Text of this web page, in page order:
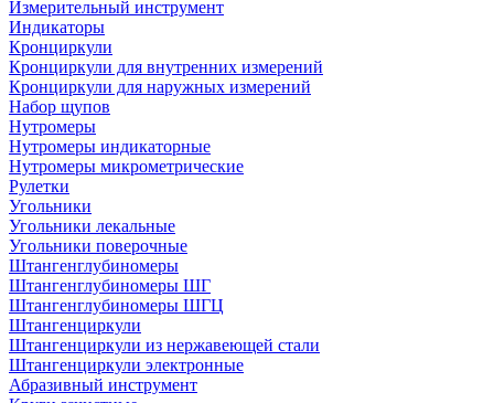
Измерительный инструмент
Индикаторы
Кронциркули
Кронциркули для внутренних измерений
Кронциркули для наружных измерений
Набор щупов
Нутромеры
Нутромеры индикаторные
Нутромеры микрометрические
Рулетки
Угольники
Угольники лекальные
Угольники поверочные
Штангенглубиномеры
Штангенглубиномеры ШГ
Штангенглубиномеры ШГЦ
Штангенциркули
Штангенциркули из нержавеющей стали
Штангенциркули электронные
Абразивный инструмент